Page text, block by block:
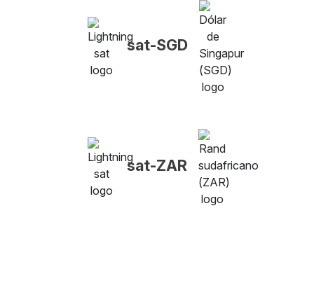
sat-SGD
sat-ZAR